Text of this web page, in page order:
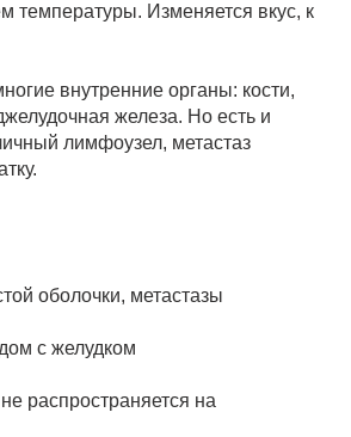
температуры. Изменяется вкус, к
внутренние органы: кости,
железа. Но есть и
лимфоузел, метастаз
оболочки, метастазы
с желудком
распространяется на